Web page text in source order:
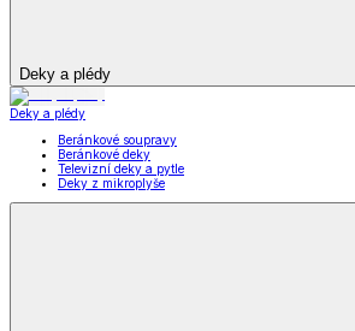
Deky a plédy
Deky a plédy
Beránkové soupravy
Beránkové deky
Televizní deky a pytle
Deky z mikroplyše